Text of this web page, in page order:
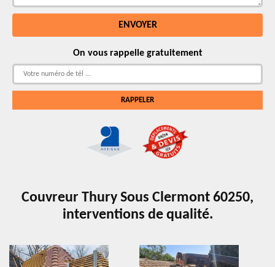
On vous rappelle gratuitement
Couvreur Thury Sous Clermont 60250,
interventions de qualité.